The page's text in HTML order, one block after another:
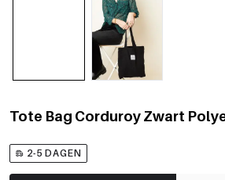
Tote Bag Corduroy Zwart
2-5 DAGEN